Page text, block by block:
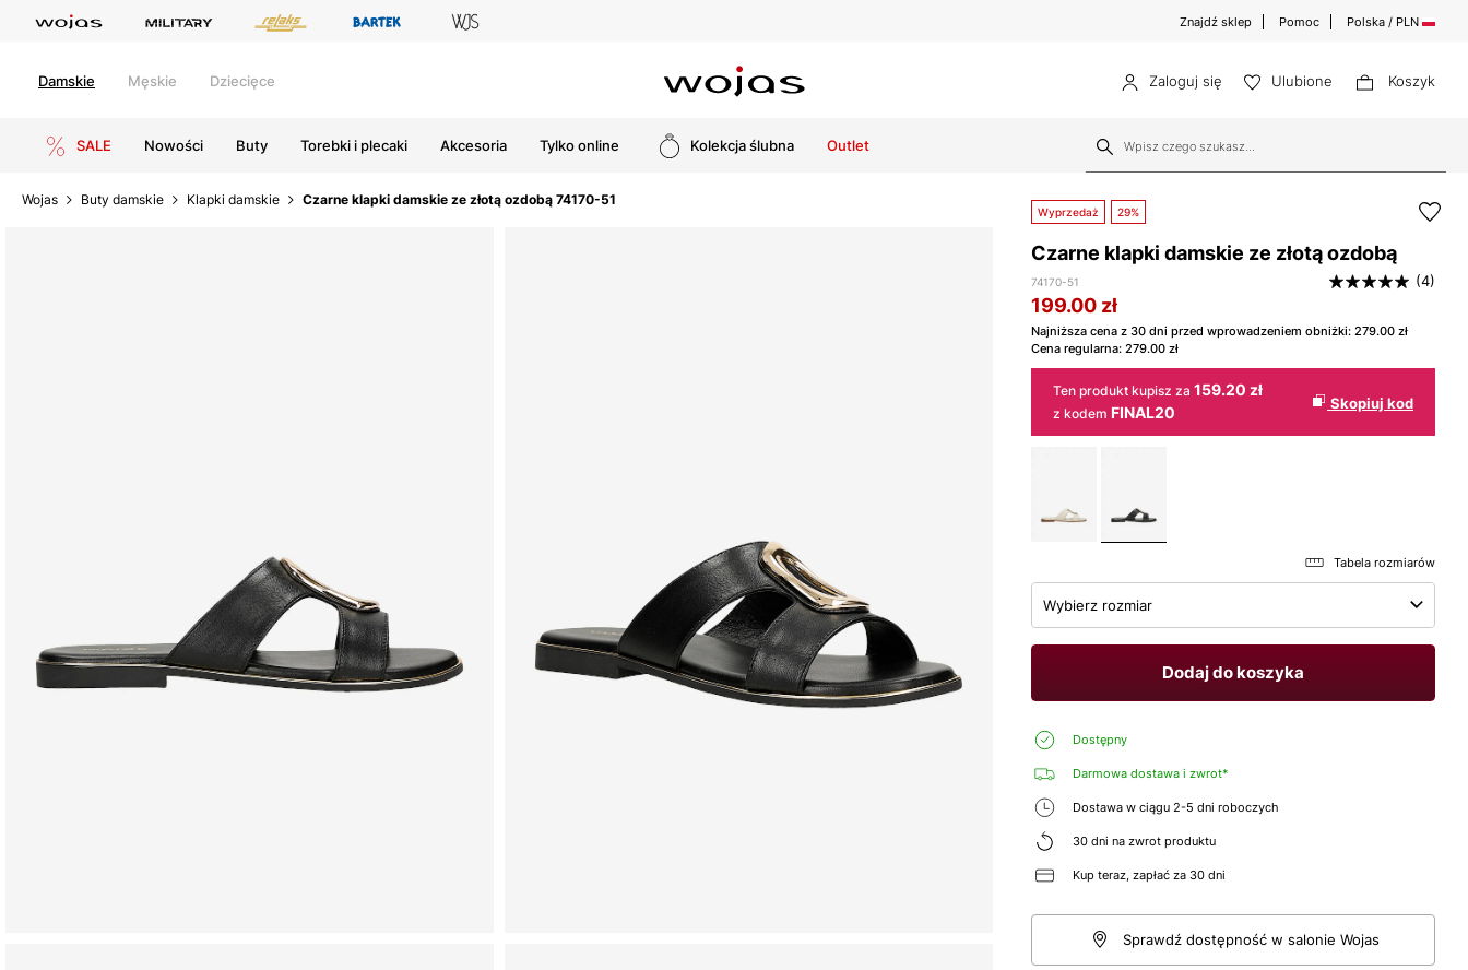
Znajdź sklep Pomoc Polska / PLN
Damskie Męskie Dziecięce Zaloguj się Ulubione Koszyk
SALE Nowości Buty Torebki i plecaki Akcesoria Tylko online Kolekcja ślubna Outlet
Wojas Buty damskie Klapki damskie Czarne klapki damskie ze złotą ozdobą 74170-51
Wyprzedaż 29%
Czarne klapki damskie ze złotą ozdobą
74170-51 (4)
199.00 zł
Najniższa cena z 30 dni przed wprowadzeniem obniżki: 279.00 zł
Cena regularna: 279.00 zł
Ten produkt kupisz za 159.20 zł
z kodem FINAL20 Skopiuj kod
Tabela rozmiarów
Wybierz rozmiar
Dodaj do koszyka
Dostępny
Darmowa dostawa i zwrot*
Dostawa w ciągu 2-5 dni roboczych
30 dni na zwrot produktu
Kup teraz, zapłać za 30 dni
Sprawdź dostępność w salonie Wojas